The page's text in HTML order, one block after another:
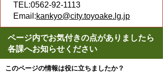
TEL:0562-92-1113
Email:kankyo@city.toyoake.lg.jp
ページ内でお気付きの点がありましたら
各課へお知らせください
このページの情報は役に立ちましたか？